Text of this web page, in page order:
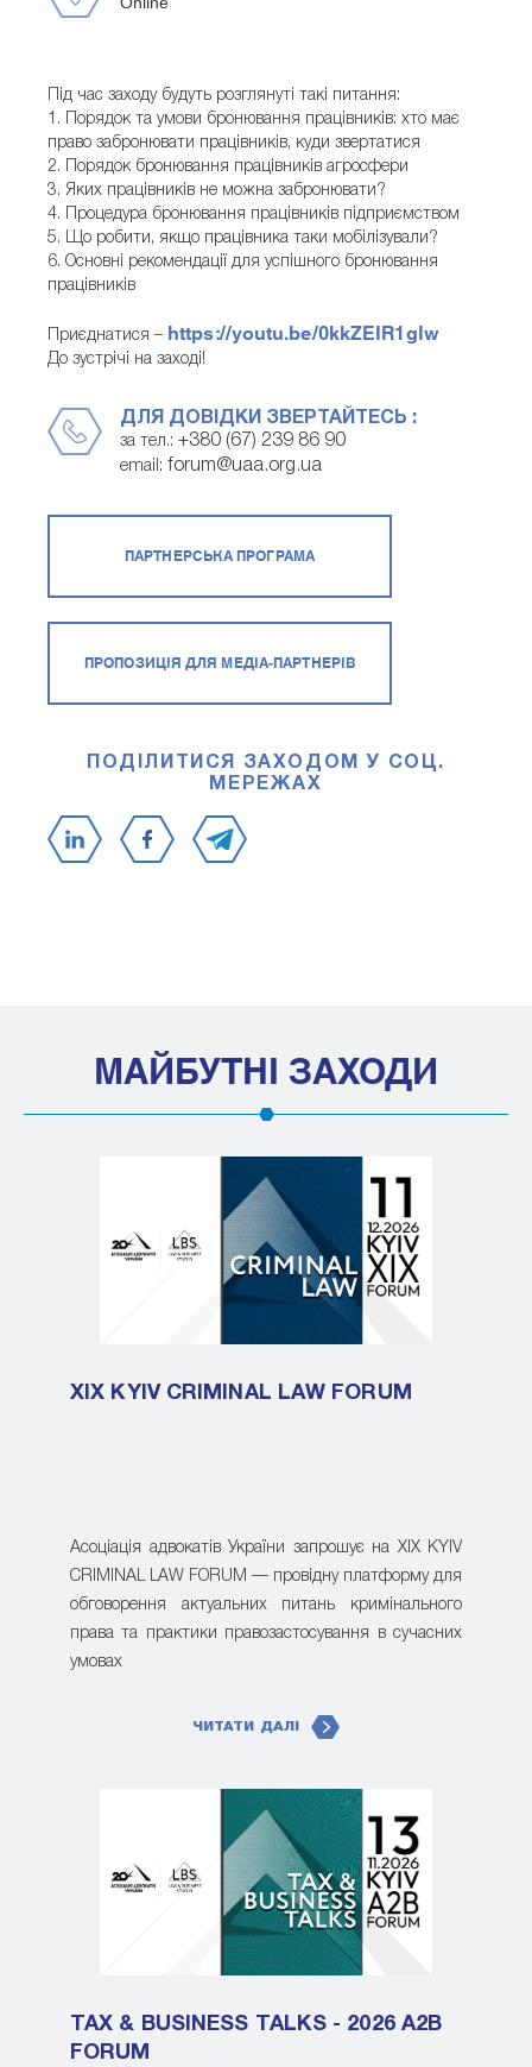
Під час заходу будуть розглянуті такі питання:
1. Порядок та умови бронювання працівників: хто має
право забронювати працівників, куди звертатися
2. Порядок бронювання працівників агросфери
3. Яких працівників не можна забронювати?
4. Процедура бронювання працівників підприємством
5. Що робити, якщо працівника таки мобілізували?
6. Основні рекомендації для успішного бронювання
працівників
Приєднатися – https://youtu.be/0kkZEIR1gIw
До зустрічі на заході!
ДЛЯ ДОВІДКИ ЗВЕРТАЙТЕСЬ :
за тел.: +380 (67) 239 86 90
email: forum@uaa.org.ua
ПАРТНЕРСЬКА ПРОГРАМА
ПРОПОЗИЦІЯ ДЛЯ МЕДІА-ПАРТНЕРІВ
ПОДІЛИТИСЯ ЗАХОДОМ У СОЦ.
МЕРЕЖАХ
МАЙБУТНІ ЗАХОДИ
XIX KYIV CRIMINAL LAW FORUM
Асоціація адвокатів України запрошує на XIX KYIV
CRIMINAL LAW FORUM — провідну платформу для
обговорення актуальних питань кримінального
права та практики правозастосування в сучасних
умовах
ЧИТАТИ ДАЛІ
TAX & BUSINESS TALKS - 2026 A2B
FORUM